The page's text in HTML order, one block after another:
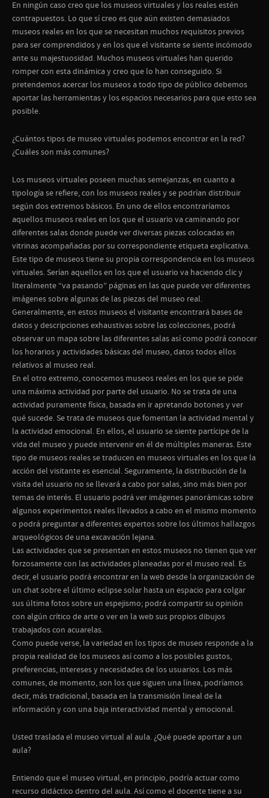
En ningún caso creo que los museos virtuales y los reales estén
contrapuestos. Lo que sí creo es que aún existen demasiados
museos reales en los que se necesitan muchos requisitos previos
para ser comprendidos y en los que el visitante se siente incómodo
ante su majestuosidad. Muchos museos virtuales han querido
romper con esta dinámica y creo que lo han conseguido. Si
pretendemos acercar los museos a todo tipo de público debemos
aportar las herramientas y los espacios necesarios para que esto sea
posible.
¿Cuántos tipos de museo virtuales podemos encontrar en la red?
¿Cuáles son más comunes?
Los museos virtuales poseen muchas semejanzas, en cuanto a
tipología se refiere, con los museos reales y se podrían distribuir
según dos extremos básicos. En uno de ellos encontraríamos
aquellos museos reales en los que el usuario va caminando por
diferentes salas donde puede ver diversas piezas colocadas en
vitrinas acompañadas por su correspondiente etiqueta explicativa.
Este tipo de museos tiene su propia correspondencia en los museos
virtuales. Serían aquellos en los que el usuario va haciendo clic y
literalmente “va pasando” páginas en las que puede ver diferentes
imágenes sobre algunas de las piezas del museo real.
Generalmente, en estos museos el visitante encontrará bases de
datos y descripciones exhaustivas sobre las colecciones, podrá
observar un mapa sobre las diferentes salas así como podrá conocer
los horarios y actividades básicas del museo, datos todos ellos
relativos al museo real.
En el otro extremo, conocemos museos reales en los que se pide
una máxima actividad por parte del usuario. No se trata de una
actividad puramente física, basada en ir apretando botones y ver
qué sucede. Se trata de museos que fomentan la actividad mental y
la actividad emocional. En ellos, el usuario se siente partícipe de la
vida del museo y puede intervenir en él de múltiples maneras. Este
tipo de museos reales se traducen en museos virtuales en los que la
acción del visitante es esencial. Seguramente, la distribución de la
visita del usuario no se llevará a cabo por salas, sino más bien por
temas de interés. El usuario podrá ver imágenes panorámicas sobre
algunos experimentos reales llevados a cabo en el mismo momento
o podrá preguntar a diferentes expertos sobre los últimos hallazgos
arqueológicos de una excavación lejana.
Las actividades que se presentan en estos museos no tienen que ver
forzosamente con las actividades planeadas por el museo real. Es
decir, el usuario podrá encontrar en la web desde la organización de
un chat sobre el último eclipse solar hasta un espacio para colgar
sus última fotos sobre un espejismo; podrá compartir su opinión
con algún crítico de arte o ver en la web sus propios dibujos
trabajados con acuarelas.
Como puede verse, la variedad en los tipos de museo responde a la
propia realidad de los museos así como a los posibles gustos,
preferencias, intereses y necesidades de los usuarios. Los más
comunes, de momento, son los que siguen una línea, podríamos
decir, más tradicional, basada en la transmisión lineal de la
información y con una baja interactividad mental y emocional.
Usted traslada el museo virtual al aula. ¿Qué puede aportar a un
aula?
Entiendo que el museo virtual, en principio, podría actuar como
recurso didáctico dentro del aula. Así como el docente tiene a su